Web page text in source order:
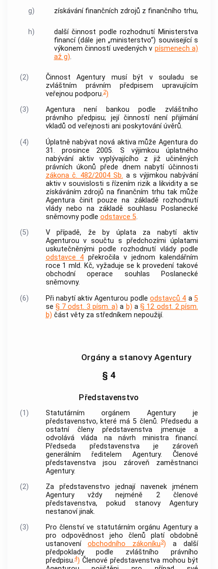
g) získávání finančních zdrojů z finančního trhu,
h)
další činnost podle rozhodnutí Ministerstva
financí (dále jen „ministerstvo“) související s
výkonem činností uvedených v písmenech a)
až g).
(2) ČinnostAgentury musí být v souladu se
zvláštním právním předpisem upravujícím
veřejnou podporu.2)
(3)
Agenturanení bankou podle zvláštního
právního předpisu; její činností není přijímání
vkladů od veřejnosti ani poskytování úvěrů.
(4)
Úplatně nabývat nová aktiva může Agenturado
31. prosince 2005. S výjimkou úplatného
nabývání aktiv vyplývajícího z již učiněných
právních úkonů přede dnem nabytí účinnosti
zákona č. 482/2004 Sb. a s výjimkou nabývání
aktiv v souvislosti s řízením rizik a likvidity a se
získáváním zdrojů na finančním trhu tak může
Agenturačinit pouze na základě rozhodnutí
vlády nebo na základě souhlasu Poslanecké
sněmovny podle odstavce 5.
(5)
V případě, že by úplata za nabytí aktiv
Agenturou v součtu s předchozími úplatami
uskutečněnými podle rozhodnutí vlády podle
odstavce 4 překročila v jednom kalendářním
roce 1 mld. Kč, vyžaduje se k provedení takové
obchodní operace souhlas Poslanecké
sněmovny.
(6)
Při nabytí aktivAgenturou podleodstavců 4 a 5
se § 7 odst. 3 písm. a) a b) a § 12 odst. 2 písm.
b) část věty za středníkem nepoužijí.
Orgány a stanovy Agentury
§ 4
Představenstvo
(1) Statutárním orgánemAgentury je
představenstvo, které má 5 členů. Předsedu a
ostatní členy představenstva jmenuje a
odvolává vláda na návrh ministra financí.
Předseda představenstva je zároveň
generálním ředitelem Agentury. Členové
představenstva jsou zároveň zaměstnanci
Agentury.
(2)
Za představenstvo jednají navenek jménem
Agenturyvždy nejméně 2 členové
představenstva, pokud stanovy Agentury
nestanoví jinak.
(3)
Pro členství ve statutárním orgánu Agenturya
pro odpovědnost jeho členů platí obdobně
ustanoveníobchodního zákoníku3) a další
předpoklady podle zvláštního právního
předpisu.4) Členové představenstva mohou být